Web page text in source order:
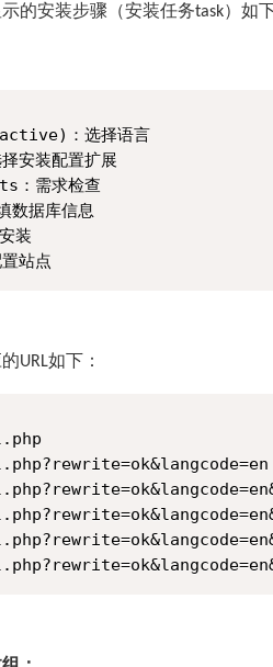
的安装步骤（安装任务task）如
：选择语言
安装配置扩展
：需求检查
据库信息
装
URL如下：